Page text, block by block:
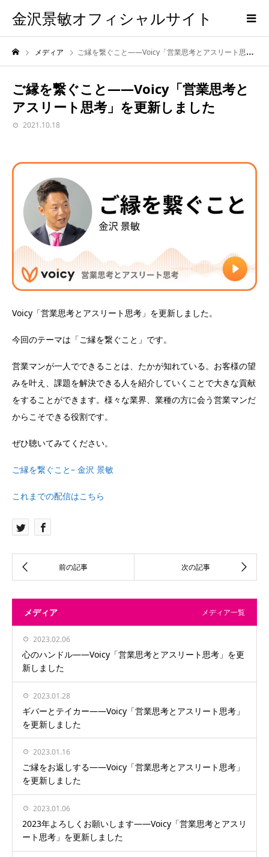
金沢景敏オフィシャルサイト
メディア ご縁を繋ぐこと——Voicy「営業思考とアスリート思考」を更新しました
ご縁を繋ぐこと——Voicy「営業思考と
アスリート思考」を更新しました
2021.10.18
Voicy「営業思考とアスリート思考」を更新しました。
今回のテーマは「ご縁を繋ぐこと」です。
営業マンが一人でできることは、たかが知れている。お客様の望
みを叶え、課題を解決できる人を紹介していくことで大きな貢献
をすることができます。様々な業界、業種の方に会う営業マンだ
からこそできる役割です。
ぜひ聴いてみてください。
ご縁を繋ぐこと– 金沢 景敏
これまでの配信はこちら
メディア メディア一覧
2023.02.06
心のハンドル——Voicy「営業思考とアスリート思考」を更
新しました
2023.01.28
ギバーとテイカー——Voicy「営業思考とアスリート思考」
を更新しました
2023.01.16
ご縁をお返しする——Voicy「営業思考とアスリート思考」
を更新しました
2023.01.06
2023年よろしくお願いします——Voicy「営業思考とアスリ
ート思考」を更新しました